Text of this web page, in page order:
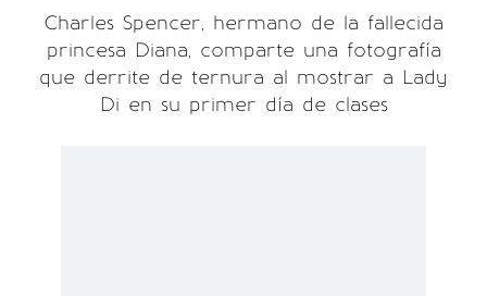
Charles Spencer, hermano de la fallecida
princesa Diana, comparte una fotografía
que derrite de ternura al mostrar a Lady
Di en su primer día de clases